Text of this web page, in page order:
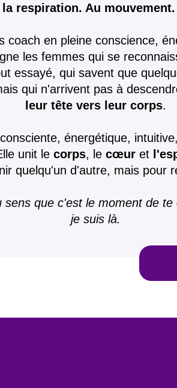
respiration. Au
coach en pleine conscience,
les femmes qui se
essayé, qui savent que
qui n'arrivent pas à
leur tête vers leur corps.
énergétique,
unit le corps, lecœur et
quelqu'un d'autre, mais pour
sens que c'est le moment de te
je suis là.